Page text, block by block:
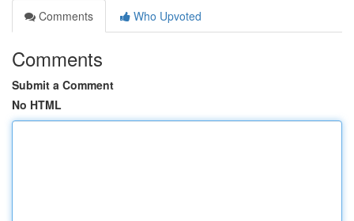
Comments
Who Upvoted
Comments
Submit a Comment
No HTML